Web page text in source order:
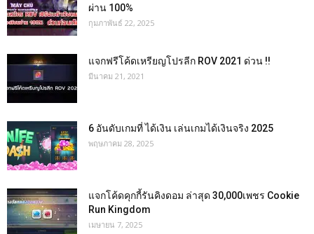
ผ่าน 100%
กุมภาพันธ์ 22, 2025
แจกฟรีโค้ดเหรียญโปรลีก ROV 2021 ด่วน !!
มีนาคม 21, 2021
6 อันดับเกมที่ ได้เงิน เล่นเกมได้เงินจริง 2025
พฤษภาคม 28, 2025
แจกโค้ดคุกกี้รันคิงดอม ล่าสุด 30,000เพชร Cookie
Run Kingdom
เมษายน 7, 2025